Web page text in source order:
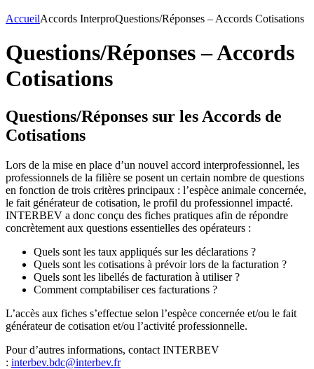
AccueilAccords InterproQuestions/Réponses – Accords Cotisations
Questions/Réponses – Accords
Cotisations
Questions/Réponses sur les Accords de
Cotisations
Lors de la mise en place d’un nouvel accord interprofessionnel, les
professionnels de la filière se posent un certain nombre de questions
en fonction de trois critères principaux : l’espèce animale concernée,
le fait générateur de cotisation, le profil du professionnel impacté.
INTERBEV a donc conçu des fiches pratiques afin de répondre
concrètement aux questions essentielles des opérateurs :
Quels sont les taux appliqués sur les déclarations ?
Quels sont les cotisations à prévoir lors de la facturation ?
Quels sont les libellés de facturation à utiliser ?
Comment comptabiliser ces facturations ?
L’accès aux fiches s’effectue selon l’espèce concernée et/ou le fait
générateur de cotisation et/ou l’activité professionnelle.
Pour d’autres informations, contact INTERBEV
: interbev.bdc@interbev.fr